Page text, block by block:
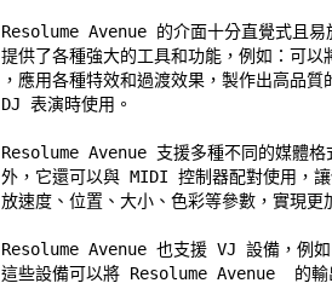
Resolume Avenue 的介面十分直覺式且易
提供了各種強大的工具和功能，例如：可
，應用各種特效和過渡效果，製作出高品
DJ 表演時使用。
Resolume Avenue 支援多種不同的媒體
外，它還可以與 MIDI 控制器配對使用，
放速度、位置、大小、色彩等參數，實現更
Resolume Avenue 也支援 VJ 設備，
這些設備可以將 Resolume Avenue  的輸